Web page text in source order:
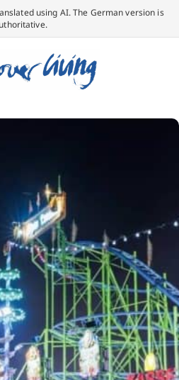
using AI. The German version is